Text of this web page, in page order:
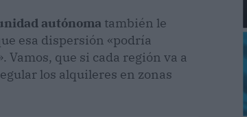
autónoma también le
esa dispersión «podría
Vamos, que si cada región va a
los alquileres en zonas